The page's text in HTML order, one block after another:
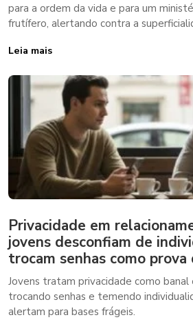
para a ordem da vida e para um
frutífero, alertando contra a
Leia mais
Privacidade em
jovens desconfiam de
trocam senhas como prova
Jovens tratam privacidade como
trocando senhas e temendo
alertam para bases frágeis.